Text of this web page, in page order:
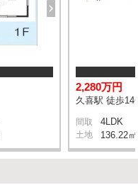
2,280万円
久喜駅 徒歩14
間取 4LDK
土地 136.22㎡